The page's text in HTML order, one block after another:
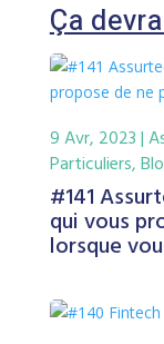
Ça
#141
qui vous
lorsque
9 Avr, 2023|
Particuliers,